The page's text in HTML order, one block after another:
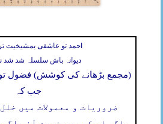
احمد تو عاشقی بمشیخیت
دیوانہ باش سلسلہ شد شد
(مجمع بڑھانے کی کوشش) فضول
جب کہ
ضروریات و معمولات میں